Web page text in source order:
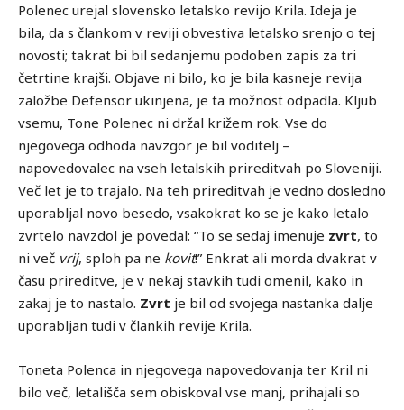
Polenec urejal slovensko letalsko revijo Krila. Ideja je
bila, da s člankom v reviji obvestiva letalsko srenjo o tej
novosti; takrat bi bil sedanjemu podoben zapis za tri
četrtine krajši. Objave ni bilo, ko je bila kasneje revija
založbe Defensor ukinjena, je ta možnost odpadla. Kljub
vsemu, Tone Polenec ni držal križem rok. Vse do
njegovega odhoda navzgor je bil voditelj –
napovedovalec na vseh letalskih prireditvah po Sloveniji.
Več let je to trajalo. Na teh prireditvah je vedno dosledno
uporabljal novo besedo, vsakokrat ko se je kako letalo
zvrtelo navzdol je povedal: “To se sedaj imenuje zvrt, to
ni več vrij, sploh pa ne kovit!” Enkrat ali morda dvakrat v
času prireditve, je v nekaj stavkih tudi omenil, kako in
zakaj je to nastalo. Zvrt je bil od svojega nastanka dalje
uporabljan tudi v člankih revije Krila.
Toneta Polenca in njegovega napovedovanja ter Kril ni
bilo več, letališča sem obiskoval vse manj, prihajali so